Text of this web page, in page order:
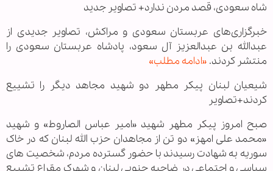
شاه سعودی، قصد مردن ندارد+ تصاویر جدید
خبرگزاری‌های عربستان سعودی و مراکش، تصاویر جدیدی از
عبدالله بن عبدالعزیز آل سعود، پادشاه عربستان سعودی را
منتشر کردند. «ادامه مطلب»
شیعیان لبنان پیکر مطهر دو شهید مجاهد دیگر را تشییع
کردند+تصاویر
صبح امروز پیکر مطهر شهید «امیر عباس الصاروط» و شهید
«محمد علی امهز» دو تن از مجاهدان حزب الله لبنان که در خاک
سوریه به شهادت رسیدند با حضور گسترده مردم، شخصیت های